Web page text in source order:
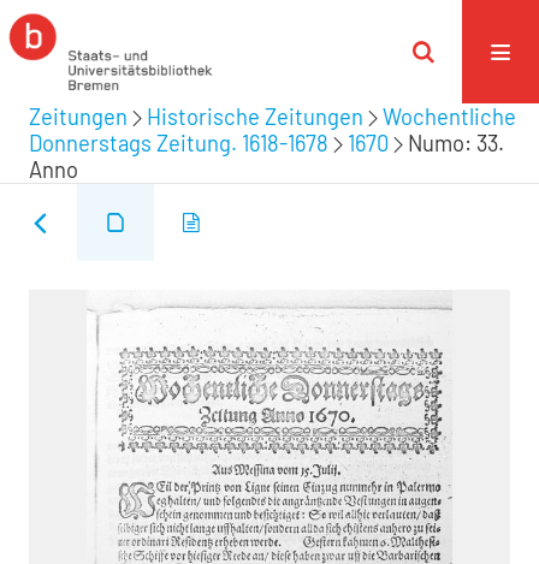
Zeitungen Historische Zeitungen
Wochentliche
Donnerstags Zeitung. 1618-1678
1670
Numo: 33.
Anno